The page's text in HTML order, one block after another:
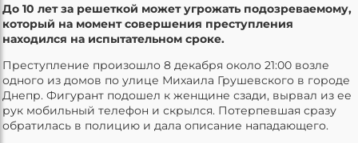
До 10 лет за решеткой может угрожать подозреваемому,
который на момент совершения преступления
находился на испытательном сроке.
Преступление произошло 8 декабря около 21:00 возле
одного из домов по улице Михаила Грушевского в городе
Днепр. Фигурант подошел к женщине сзади, вырвал из ее
рук мобильный телефон и скрылся. Потерпевшая сразу
обратилась в полицию и дала описание нападающего.